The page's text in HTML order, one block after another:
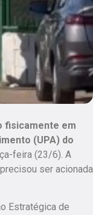
fisicamente em
(UPA) do
feira (23/6). A
ser acionada
Estratégica de